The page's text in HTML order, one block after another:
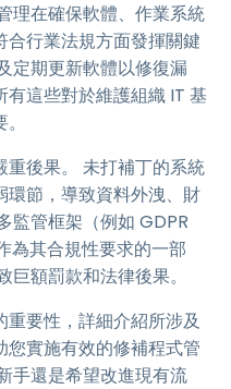
理在確保軟體、作業系統
行業法規方面發揮關鍵
定期更新軟體以修復漏
這些對於維護組織 IT 基
後果。 未打補丁的系統
環節，導致資料外洩、財
監管框架（例如 GDPR
為其合規性要求的一部
額罰款和法律後果。
要性，詳細介紹所涉及
實施有效的修補程式管
手還是希望改進現有流